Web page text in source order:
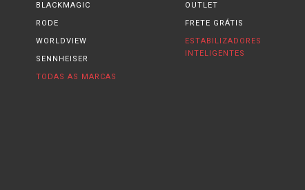
BLACKMAGIC
RODE
WORLDVIEW
SENNHEISER
TODAS AS MARCAS
OUTLET
FRETE GRÁTIS
ESTABILIZADORES
INTELIGENTES